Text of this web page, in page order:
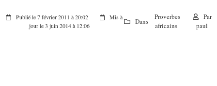
Publié le 7 février 2011 à 20:02
Mis à
jour le 3 juin 2014 à 12:06
Dans
Proverbes
africains
Par
paul